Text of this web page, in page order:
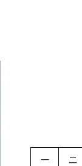
一 二